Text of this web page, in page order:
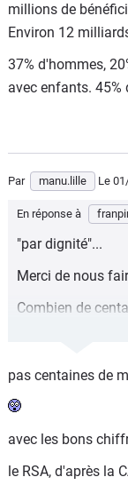
millions de
Environ 12
37% d'hommes,
avec enfants. 45%
Par manu.lille Le
En réponse à
"par dignité"...
Merci de nous
Combien de
alors qu'ils n'y
l'étranger...etc
Et les fraudes à la
pas centaines de
avec les bons
le RSA, d'après la